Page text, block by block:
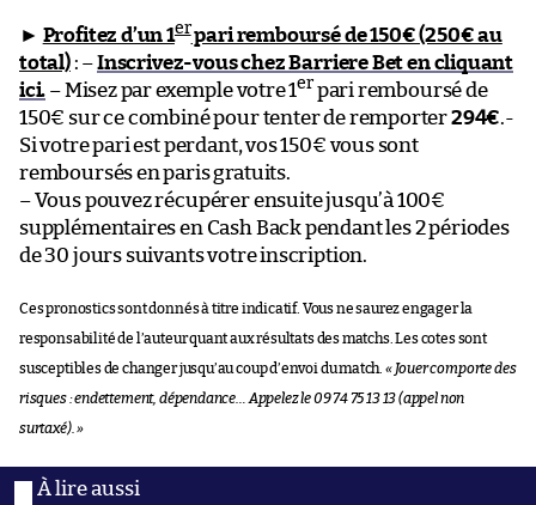
► Profitez d’un 1erpari remboursé de 150€ (250€ au
total): –Inscrivez-vous chez Barriere Bet en cliquant
ici. – Misez par exemple votre 1er pari remboursé de
150€ sur ce combiné pour tenter de remporter294€.-
Si votre pari est perdant, vos 150€ vous sont
remboursés en paris gratuits.
– Vous pouvez récupérer ensuite jusqu’à 100€
supplémentaires en Cash Back pendant les 2 périodes
de 30 jours suivants votre inscription.
Ces pronostics sont donnés à titre indicatif. Vous ne saurez engager la
responsabilité de l’auteur quant aux résultats des matchs. Les cotes sont
susceptibles de changer jusqu’au coup d’envoi du match. « Jouer comporte des
risques : endettement, dépendance… Appelez le 09 74 75 13 13 (appel non
surtaxé). »